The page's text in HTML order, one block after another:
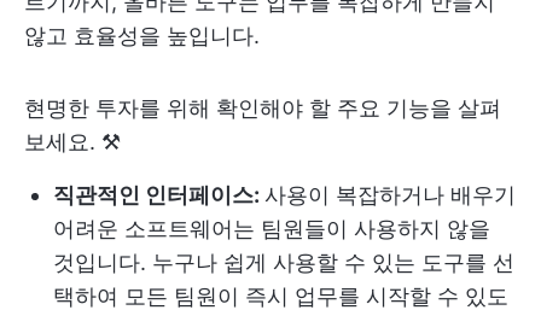
않고 효율성을 높입니다.
현명한 투자를 위해 확인해야 할 주요 기능을 살펴
보세요. ⚒️
직관적인 인터페이스: 사용이 복잡하거나 배우기
어려운 소프트웨어는 팀원들이 사용하지 않을
것입니다. 누구나 쉽게 사용할 수 있는 도구를 선
택하여 모든 팀원이 즉시 업무를 시작할 수 있도